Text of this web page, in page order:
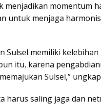
menjadikan momentum
untuk menjaga
Sulsel memiliki
itu, karena
Sulsel,”
harus saling jaga dan